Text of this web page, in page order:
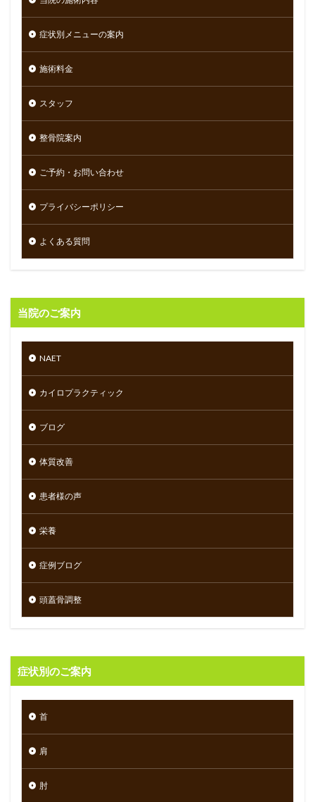
症状別メニューの案内
施術料金
スタッフ
整骨院案内
ご予約・お問い合わせ
プライバシーポリシー
よくある質問
当院のご案内
NAET
カイロプラクティック
ブログ
体質改善
患者様の声
栄養
症例ブログ
頭蓋骨調整
症状別のご案内
首
肩
肘